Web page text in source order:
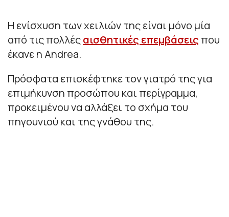
Η ενίσχυση των χειλιών της είναι μόνο μία
από τις πολλέςαισθητικές επεμβάσεις που
έκανε η Andrea.
Πρόσφατα επισκέφτηκε τον γιατρό της για
επιμήκυνση προσώπου και περίγραμμα,
προκειμένου να αλλάξει το σχήμα του
πηγουνιού και της γνάθου της.